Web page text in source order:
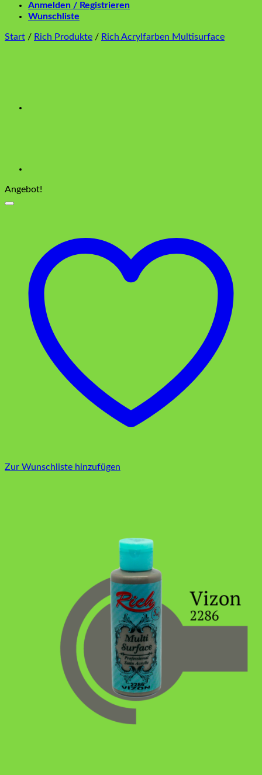
Anmelden / Registrieren
Wunschliste
Start / Rich Produkte / Rich Acrylfarben Multisurface
Angebot!
Zur Wunschliste hinzufügen